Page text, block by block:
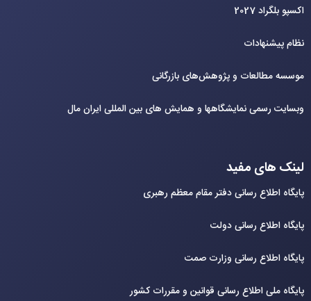
اکسپو بلگراد 2027
نظام پیشنهادات
موسسه مطالعات و پژوهش‌های بازرگانی
وبسایت رسمی نمایشگاهها و همایش های بین‌ المللی ایران مال
لینک های مفید
پایگاه اطلاع رسانی دفتر مقام معظم رهبری
پایگاه اطلاع رسانی دولت
پایگاه اطلاع رسانی وزارت صمت
پایگاه ملی اطلاع رسانی قوانین و مقررات کشور